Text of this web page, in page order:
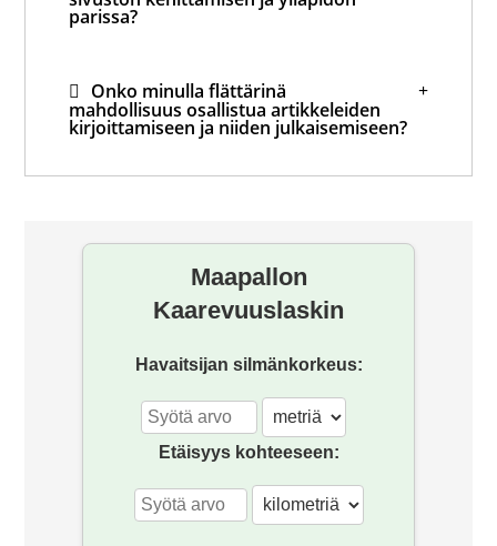
parissa?
Onko minulla flättärinä
mahdollisuus osallistua artikkeleiden
kirjoittamiseen ja niiden julkaisemiseen?
Maapallon
Kaarevuuslaskin
Havaitsijan silmänkorkeus:
Etäisyys kohteeseen: